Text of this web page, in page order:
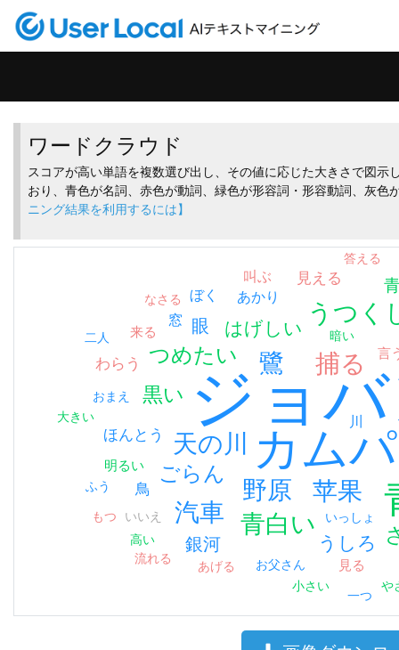
ワードクラウド
スコアが高い単語を複数選び出し、その値に応じた大きさで図示
おり、青色が名詞、赤色が動詞、緑色が形容詞・形容動詞、灰色
ニング結果を利用するには】
ジョ
カム
苹果
汽車
天の川
捕る
鷺
野原
うつく
青白い
ごらん
つめたい
黒い
うしろ
はげしい
眼
銀河
ほんとう
見える
わらう
鳥
川
あかり
ぼく
窓
叫ぶ
言
見る
明るい
来る
いっしょ
ふう
答える
お父さん
いいえ
おまえ
や
なさる
高い
小さい
もつ
流れる
二人 暗い
一つ
あげる
大きい